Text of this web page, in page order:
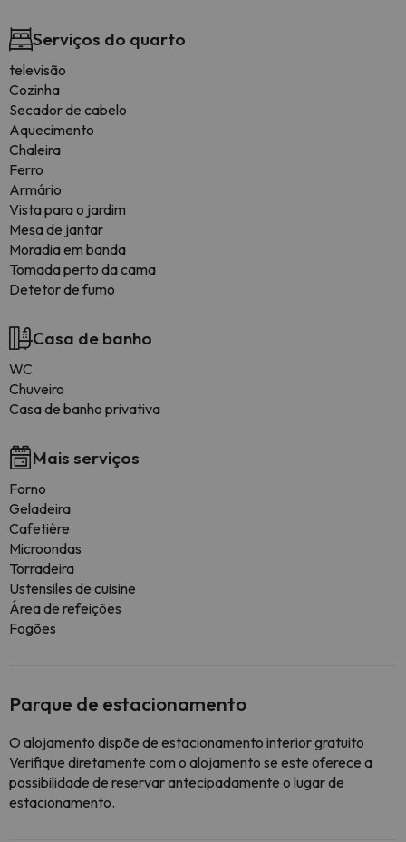
Serviços do quarto
televisão
Cozinha
Secador de cabelo
Aquecimento
Chaleira
Ferro
Armário
Vista para o jardim
Mesa de jantar
Moradia em banda
Tomada perto da cama
Detetor de fumo
Casa de banho
WC
Chuveiro
Casa de banho privativa
Mais serviços
Forno
Geladeira
Cafetière
Microondas
Torradeira
Ustensiles de cuisine
Área de refeições
Fogões
Parque de estacionamento
O alojamento dispõe de estacionamento interior gratuito
Verifique diretamente com o alojamento se este oferece a
possibilidade de reservar antecipadamente o lugar de
estacionamento.